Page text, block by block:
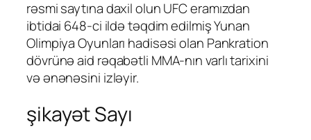
rəsmi saytına daxil olun UFC eramızdan
ibtidai 648-ci ildə təqdim edilmiş Yunan
Olimpiya Oyunları hadisəsi olan Pankration
dövrünə aid rəqabətli MMA-nın varlı tarixini
və ənənəsini izləyir.
şikayət Sayı